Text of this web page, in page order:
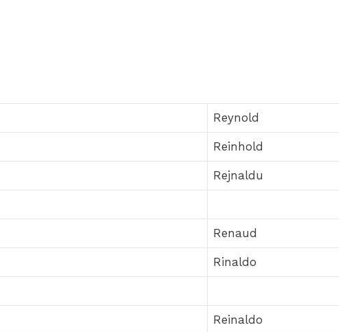
Reynold
Reinhold
Rejnaldu
Renaud
Rinaldo
Reinaldo